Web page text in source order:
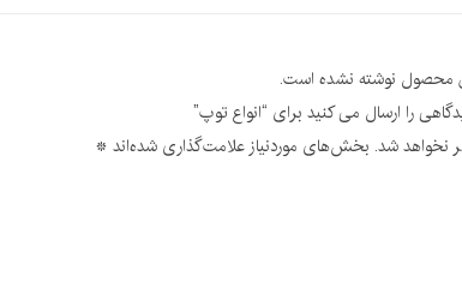
محصول نوشته نشده است.
را ارسال می کنید برای “انواع توپ”
نخواهد شد. بخش‌های موردنیاز علامت‌گذاری شده‌اند *